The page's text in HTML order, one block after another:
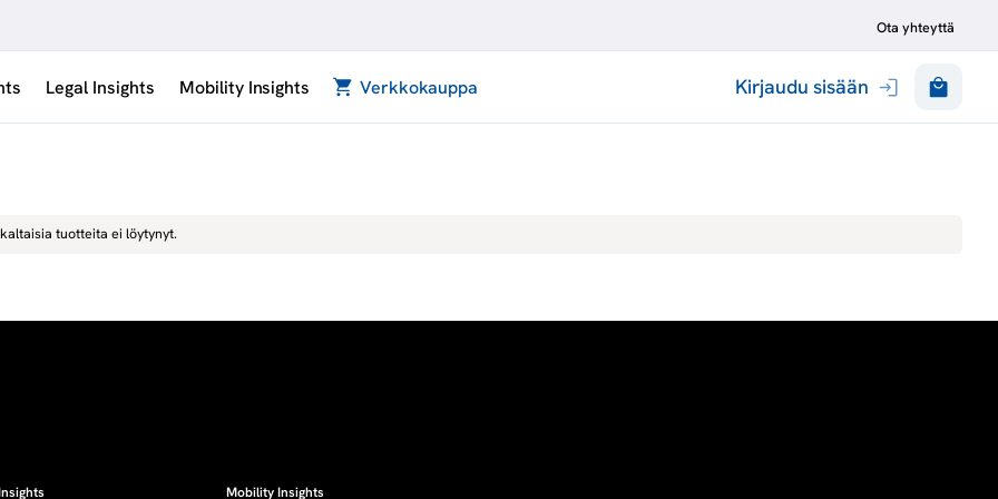
Ota yhteyttä
Legal Insights Mobility Insights Verkkokauppa Kirjaudu sisään
tuotteita ei löytynyt.
Mobility Insights